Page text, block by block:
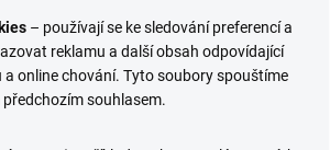
– používají se ke sledování preferencí a
reklamu a další obsah odpovídající
a online chování. Tyto soubory spouštíme
předchozím souhlasem.